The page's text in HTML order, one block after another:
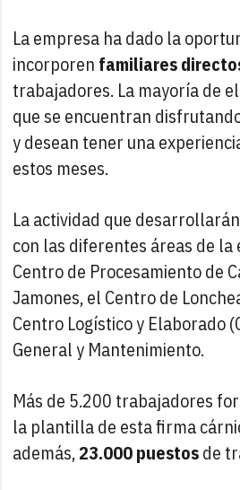
La empresa ha dado la
incorporen familiares
trabajadores. La mayoría de
que se encuentran
y desean tener una
estos meses.
La actividad que
con las diferentes áreas de la
Centro de Procesamiento de
Jamones, el Centro de
Centro Logístico y Elaborado
General y Mantenimiento.
Más de 5.200 trabajadores
la plantilla de esta firma
además,23.000 puestosde